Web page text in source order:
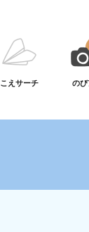
こえサーチ のび